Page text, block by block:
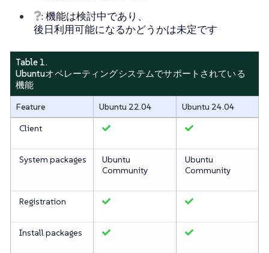
: 機能は検討中であり、
後日利用可能になるかどうかは未定です
Table 1.
Ubuntuオペレーティングシステムでサポートされている
機能
Feature Ubuntu 22.04
Ubuntu 24.04
Client
System packages
Ubuntu
Community
Ubuntu
Community
Registration
Install packages